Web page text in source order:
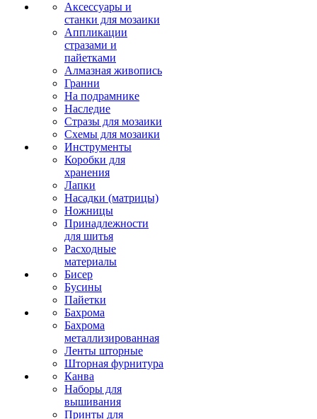
Аксессуары и
станки для мозаики
Аппликации
стразами и
пайетками
Алмазная живопись
Гранни
На подрамнике
Наследие
Стразы для мозаики
Схемы для мозаики
Инструменты
Коробки для
хранения
Лапки
Насадки (матрицы)
Ножницы
Принадлежности
для шитья
Расходные
материалы
Бисер
Бусины
Пайетки
Бахрома
Бахрома
металлизированная
Ленты шторные
Шторная фурнитура
Канва
Наборы для
вышивания
Принты для